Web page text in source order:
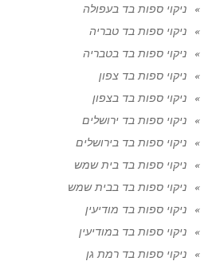
ניקוי ספות בד בעפולה
ניקוי ספות בד טבריה
ניקוי ספות בד בטבריה
ניקוי ספות בד צפון
ניקוי ספות בד בצפון
ניקוי ספות בד ירושלים
ניקוי ספות בד בירושלים
ניקוי ספות בד בית שמש
ניקוי ספות בד בבית שמש
ניקוי ספות בד מודיעין
ניקוי ספות בד במודיעין
ניקוי ספות בד רמת גן